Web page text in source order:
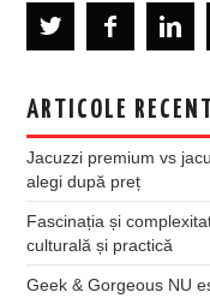
ARTICOLE
Jacuzzi premium vs
alegi după preț
Fascinația și
culturală și practică
Geek & Gorgeous NU